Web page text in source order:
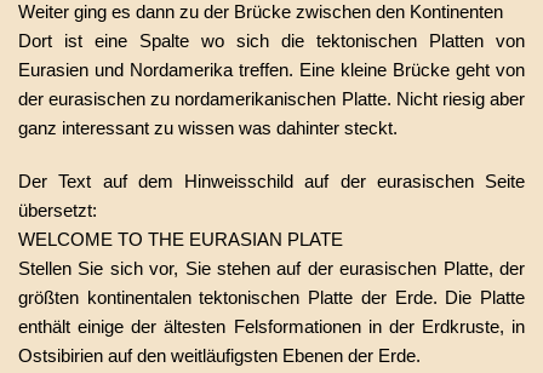
Weiter ging es dann zu der Brücke zwischen den Kontinenten
Dort ist eine Spalte wo sich die tektonischen Platten von
Eurasien und Nordamerika treffen. Eine kleine Brücke geht von
der eurasischen zu nordamerikanischen Platte. Nicht riesig aber
ganz interessant zu wissen was dahinter steckt.
Der Text auf dem Hinweisschild auf der eurasischen Seite
übersetzt:
WELCOME TO THE EURASIAN PLATE
Stellen Sie sich vor, Sie stehen auf der eurasischen Platte, der
größten kontinentalen tektonischen Platte der Erde. Die Platte
enthält einige der ältesten Felsformationen in der Erdkruste, in
Ostsibirien auf den weitläufigsten Ebenen der Erde.